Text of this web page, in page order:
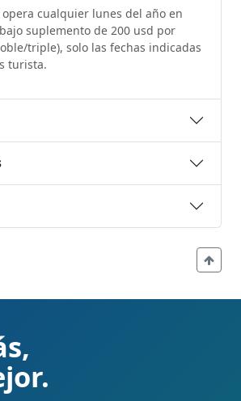
opera cualquier lunes del año en
suplemento de 200 usd por
triple), solo las fechas indicadas
turista.